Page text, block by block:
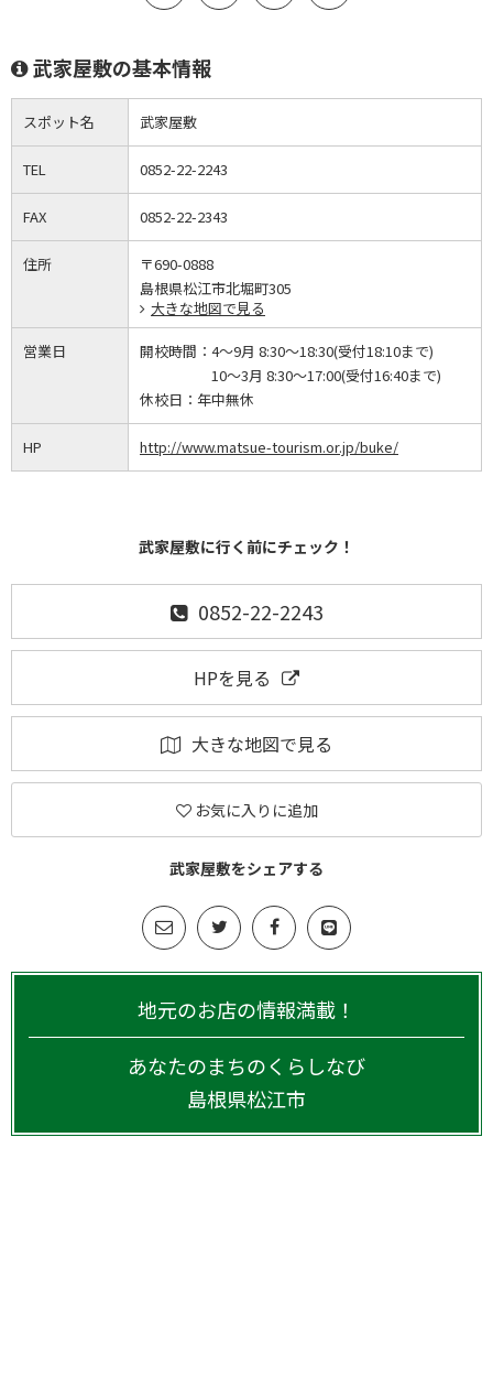
武家屋敷の基本情報
スポット名 武家屋敷
TEL 0852-22-2243
FAX 0852-22-2343
住所
〒690-0888
島根県松江市北堀町305
大きな地図で見る
営業日 開校時間： 4～9月 8:30～18:30(受付18:10まで)
10～3月 8:30～17:00(受付16:40まで)
休校日： 年中無休
HP http://www.matsue-tourism.or.jp/buke/
武家屋敷に行く前にチェック！
0852-22-2243
HPを見る
大きな地図で見る
お気に入りに追加
武家屋敷をシェアする
地元のお店の情報満載！
あなたのまちのくらしなび
島根県松江市